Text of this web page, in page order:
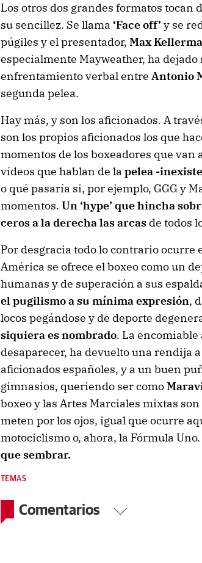
Los otros dos grandes formatos
su sencillez. Se llama ‘Face off’ y se
púgiles y el presentador, Max
especialmente Mayweather, ha
enfrentamiento verbal entre Antonio
segunda pelea.
Hay más, y son los aficionados. A
son los propios aficionados los que
momentos de los boxeadores que van
vídeos que hablan de la pelea -
o qué pasaría si, por ejemplo, GGG y
momentos. Un ‘hype’ que hincha
ceros a la derecha las arcasde todos
Por desgracia todo lo contrario ocurre
América se ofrece el boxeo como un
humanas y de superación a sus
el pugilismo a su mínima expresión,
locos pegándose y de deporte
siquiera es nombrado. La encomiable
desaparecer, ha devuelto una rendija
aficionados españoles, y a un buen
gimnasios, queriendo ser como
boxeo y las Artes Marciales mixtas
meten por los ojos, igual que ocurre
motociclismo o, ahora, la Fórmula Uno.
que sembrar.
TEMAS
Comentarios